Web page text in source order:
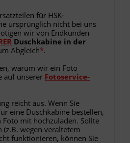
für HSK-
ursprünglich nicht bei uns
wir von Endkunden
Duschkabine in der
Abgleich*.
warum wir ein Foto
auf unserer Fotoservice-
reicht aus. Wenn Sie
eine Duschkabine bestellen,
Foto mit hochzuladen. Sollte
wegen veraltetem
funktionieren, können Sie